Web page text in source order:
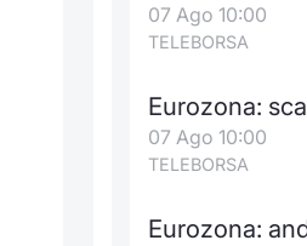
07 Ago 10:00
TELEBORSA
Eurozona:
07 Ago 10:00
TELEBORSA
Eurozona: